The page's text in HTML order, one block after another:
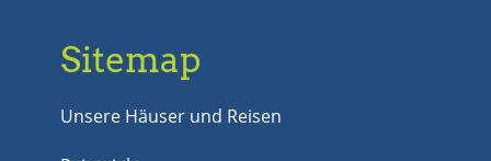
Sitemap
Unsere Häuser und Reisen